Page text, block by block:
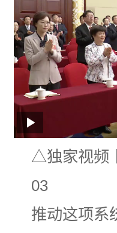
△独家视频丨
03
推动这项系